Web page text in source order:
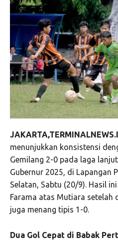
menunjukkan konsistensi
Gemilang 2-0 pada laga
Gubernur 2025, di Lapangan
Selatan, Sabtu (20/9). Hasil
Farama atas Mutiara setelah
juga menang tipis 1-0.
Dua Gol Cepat di Babak